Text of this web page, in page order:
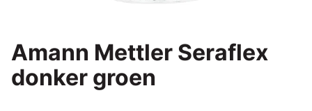
Amann Mettler Seraflex
donker groen